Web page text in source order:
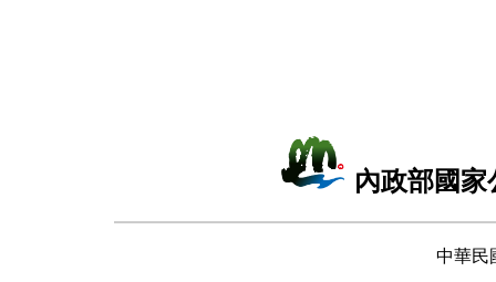
內政部國
中華民